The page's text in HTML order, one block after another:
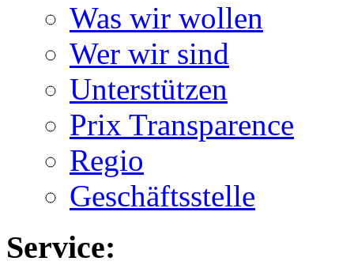
Was wir wollen
Wer wir sind
Unterstützen
Prix Transparence
Regio
Geschäftsstelle
Service: